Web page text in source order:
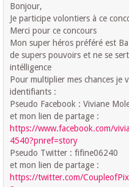
Bonjour,
Je participe volontiers à ce
Merci pour ce concours
Mon super héros préféré est
de supers pouvoirs et ne se
intélligence
Pour multiplier mes chances je
identifiants :
Pseudo Facebook : Viviane
et mon lien de partage :
https://www.facebook.com/
4540?pnref=story
Pseudo Twitter : fifine06240
et mon lien de partage :
https://twitter.com/